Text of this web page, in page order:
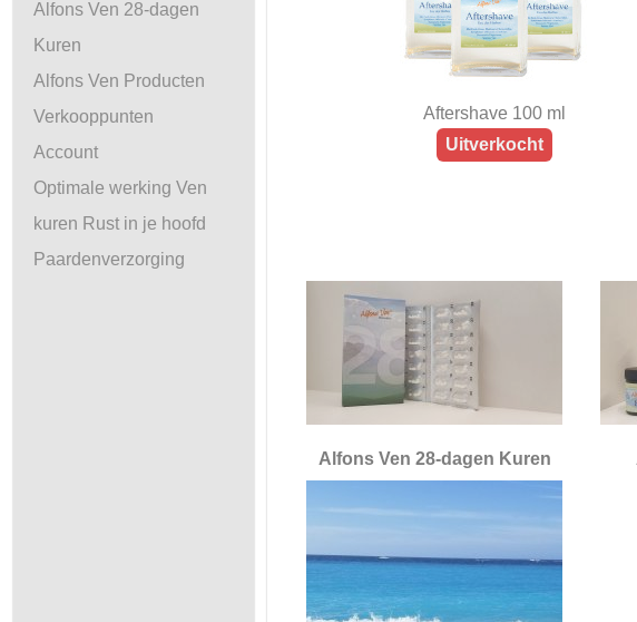
Alfons Ven 28-dagen
Kuren
Alfons Ven Producten
Verkooppunten
Account
Optimale werking Ven
kuren Rust in je hoofd
Paardenverzorging
Aftershave 100 ml
Uitverkocht
Alfons Ven 28-dagen Kuren